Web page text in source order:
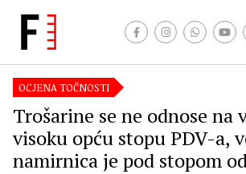
OCJENA TOČNOSTI
Trošarine se ne odnose na
visoku opću stopu PDV-a,
namirnica je pod stopom